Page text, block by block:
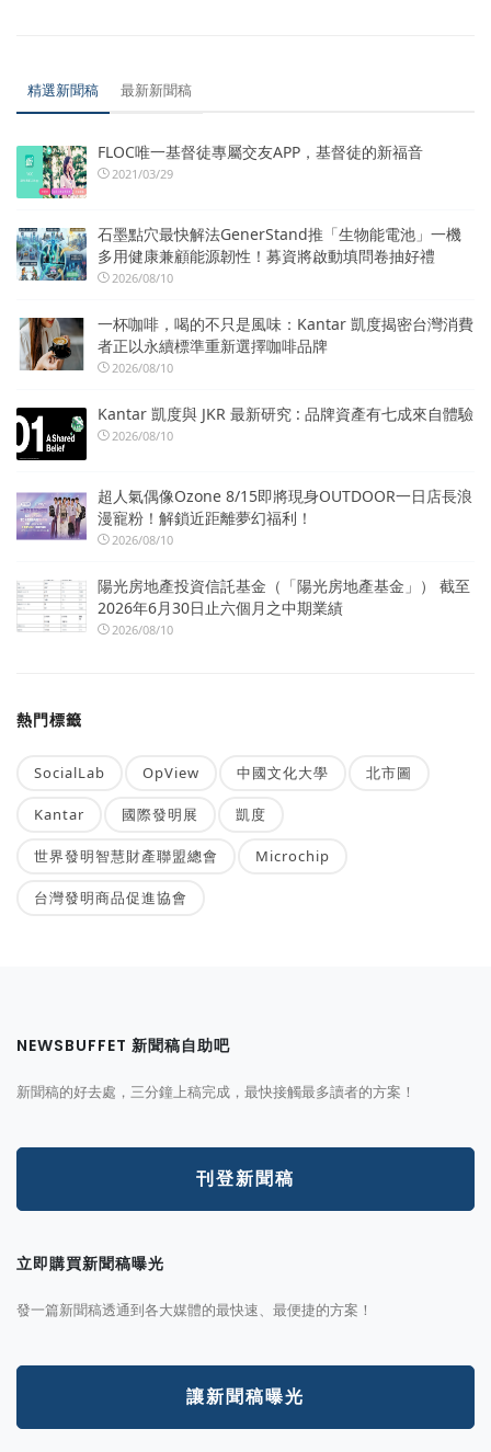
精選新聞稿 最新新聞稿
FLOC唯一基督徒專屬交友APP，基督徒的新福音
2021/03/29
石墨點穴最快解法GenerStand推「生物能電池」一機
多用健康兼顧能源韌性！募資將啟動填問卷抽好禮
2026/08/10
一杯咖啡，喝的不只是風味：Kantar 凱度揭密台灣消費
者正以永續標準重新選擇咖啡品牌
2026/08/10
Kantar 凱度與 JKR 最新研究 : 品牌資產有七成來自體驗
2026/08/10
超人氣偶像Ozone 8/15即將現身OUTDOOR一日店長浪
漫寵粉！解鎖近距離夢幻福利！
2026/08/10
陽光房地產投資信託基金（「陽光房地產基金」） 截至
2026年6月30日止六個月之中期業績
2026/08/10
熱門標籤
SocialLab OpView 中國文化大學 北市圖
Kantar 國際發明展 凱度
世界發明智慧財產聯盟總會 Microchip
台灣發明商品促進協會
NEWSBUFFET 新聞稿自助吧
新聞稿的好去處，三分鐘上稿完成，最快接觸最多讀者的方案！
刊登新聞稿
立即購買新聞稿曝光
發一篇新聞稿透通到各大媒體的最快速、最便捷的方案！
讓新聞稿曝光